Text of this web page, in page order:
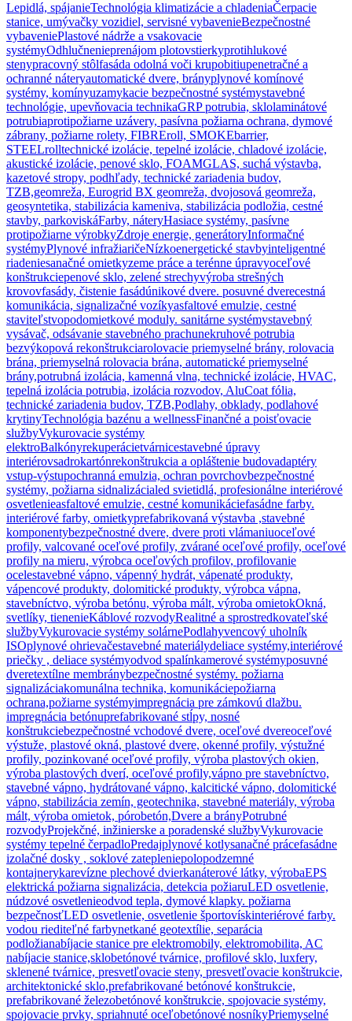
Lepidlá, spájanieTechnológia klimatizácie a chladeniaČerpacie
stanice, umývačky vozidiel, servisné vybavenieBezpečnostné
vybaveniePlastové nádrže a vsakovacie
systémyOdhlučnenieprenájom plotovstierkyprotihlukové
stenypracovný stôlfasáda odolná voči krupobitiupenetračné a
ochranné náteryautomatické dvere, brányplynové komínové
systémy, komínyuzamykacie bezpečnostné systémystavebné
technológie, upevňovacia technikaGRP potrubia, sklolaminátové
potrubiaprotipožiarne uzávery, pasívna požiarna ochrana, dymové
zábrany, požiarne rolety, FIBREroll, SMOKEbarrier,
STEELrolltechnické izolácie, tepelné izolácie, chladové izolácie,
akustické izolácie, penové sklo, FOAMGLAS, suchá výstavba,
kazetové stropy, podhľady, technické zariadenia budov,
TZB,geomreža, Eurogrid BX geomreža, dvojosová geomreža,
geosyntetika, stabilizácia kameniva, stabilizácia podložia, cestné
stavby, parkoviskáFarby, náteryHasiace systémy, pasívne
protipožiarne výrobkyZdroje energie, generátoryInformačné
systémyPlynové infražiaričeNízkoenergetické stavbyinteligentné
riadeniesanačné omietkyzeme práce a terénne úpravyoceľové
konštrukciepenové sklo, zelené strechyvýroba strešných
krovovfasády, čistenie fasádúnikové dvere. posuvné dverecestná
komunikácia, signalizačné vozíkyasfaltové emulzie, cestné
staviteľstvopodomietkové moduly. sanitárne systémystavebný
vysávač, odsávanie stavebného prachunekruhové potrubia
bezvýkopová rekonštrukciarolovacie priemyselné brány, rolovacia
brána, priemyselná rolovacia brána, automatické priemyselné
brány,potrubná izolácia, kamenná vlna, technické izolácie, HVAC,
tepelná izolácia potrubia, izolácia rozvodov, AluCoat fólia,
technické zariadenia budov, TZB,Podlahy, obklady, podlahové
krytinyTechnológia bazénu a wellnessFinančné a poisťovacie
službyVykurovacie systémy
elektroBalkónyrekuperácietvárnicestavebné úpravy
interiérovsadrokartónrekonštrukcia a opláštenie budovadaptéry
vstup-výstupochranná emulzia, ochran povrchovbezpečnostné
systémy, požiarna sidnalizácialed svietidlá, profesionálne interiérové
osvetlenieasfaltové emulzie, cestné komunikáciefasádne farby.
interiérové farby, omietkyprefabrikovaná výstavba ,stavebné
komponentybezpečnostné dvere, dvere proti vlámaniuoceľové
profily, valcované oceľové profily, zvárané oceľové profily, oceľové
profily na mieru, výrobca oceľových profilov, profilovanie
ocelestavebné vápno, vápenný hydrát, vápenaté produkty,
vápencové produkty, dolomitické produkty, výrobca vápna,
stavebníctvo, výroba betónu, výroba mált, výroba omietokOkná,
svetlíky, tienenieKáblové rozvodyRealitné a sprostredkovateľské
službyVykurovacie systémy solárnePodlahyvencový uholník
ISOplynové ohrievačestavebné materiálydeliace systémy,interiérové
priečky , deliace systémyodvod spalínkamerové systémyposuvné
dveretextílne membránybezpečnostné systémy. požiarna
signalizáciakomunálna technika, komunikáciepožiarna
ochrana,požiarne systémyimpregnácia pre zámkovú dlažbu.
impregnácia betónuprefabrikované stĺpy, nosné
konštrukciebezpečnostné vchodové dvere, oceľové dvereoceľové
výstuže, plastové okná, plastové dvere, okenné profily, výstužné
profily, pozinkované oceľové profily, výroba plastových okien,
výroba plastových dverí, oceľové profily,vápno pre stavebníctvo,
stavebné vápno, hydrátované vápno, kalcitické vápno, dolomitické
vápno, stabilizácia zemín, geotechnika, stavebné materiály, výroba
mált, výroba omietok, pórobetón,Dvere a brányPotrubné
rozvodyProjekčné, inžinierske a poradenské službyVykurovacie
systémy tepelné čerpadloPredajplynové kotlysanačné prácefasádne
izolačné dosky , soklové zatepleniepolopodzemné
kontajnerykarevízne plechové dvierkanáterové látky, výrobaEPS
elektrická požiarna signalizácia, detekcia požiaruLED osvetlenie,
núdzové osvetlenieodvod tepla, dymové klapky. požiarna
bezpečnosťLED osvetlenie, osvetlenie športovískinteriérové farby.
vodou riediteľné farbynetkané geotextílie, separácia
podložianabíjacie stanice pre elektromobily, elektromobilita, AC
nabíjacie stanice,sklobetónové tvárnice, profilové sklo, luxfery,
sklenené tvárnice, presvetľovacie steny, presvetľovacie konštrukcie,
architektonické sklo,prefabrikované betónové konštrukcie,
prefabrikované železobetónové konštrukcie, spojovacie systémy,
spojovacie prvky, spriahnuté oceľobetónové nosníkyPriemyselné